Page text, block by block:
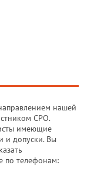
нашей
СРО.
имеющие
и допуски. Вы
по телефонам: